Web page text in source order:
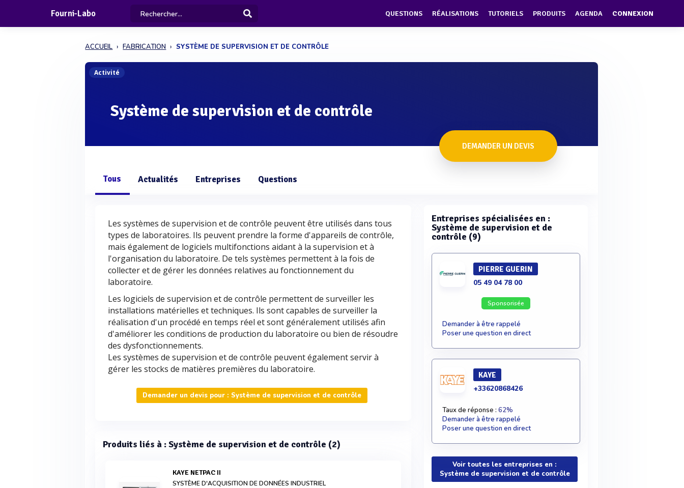
Fourni-Labo QUESTIONS RÉALISATIONS TUTORIELS PRODUITS AGENDA CONNEXION
ACCUEIL FABRICATION SYSTÈME DE SUPERVISION ET DE CONTRÔLE
Activité
Système de supervision et de contrôle
DEMANDER UN DEVIS
Tous Actualités Entreprises Questions
Les systèmes de supervision et de contrôle peuvent être utilisés dans tous
types de laboratoires. Ils peuvent prendre la forme d'appareils de contrôle,
mais également de logiciels multifonctions aidant à la supervision et à
l'organisation du laboratoire. De tels systèmes permettent à la fois de
collecter et de gérer les données relatives au fonctionnement du
laboratoire.
Les logiciels de supervision et de contrôle permettent de surveiller les
installations matérielles et techniques. Ils sont capables de surveiller la
réalisation d'un procédé en temps réel et sont généralement utilisés afin
d'améliorer les conditions de production du laboratoire ou bien de résoudre
des dysfonctionnements.
Les systèmes de supervision et de contrôle peuvent également servir à
gérer les stocks de matières premières du laboratoire.
Demander un devis pour : Système de supervision et de contrôle
Produits liés à : Système de supervision et de contrôle (2)
KAYE NETPAC II
SYSTÈME D'ACQUISITION DE DONNÉES INDUSTRIEL
Entreprises spécialisées en :
Système de supervision et de
contrôle (9)
PIERRE GUERIN
05 49 04 78 00
Sponsorisée
Demander à être rappelé
Poser une question en direct
KAYE
+33620868426
Taux de réponse : 62%
Demander à être rappelé
Poser une question en direct
Voir toutes les entreprises en :
Système de supervision et de contrôle